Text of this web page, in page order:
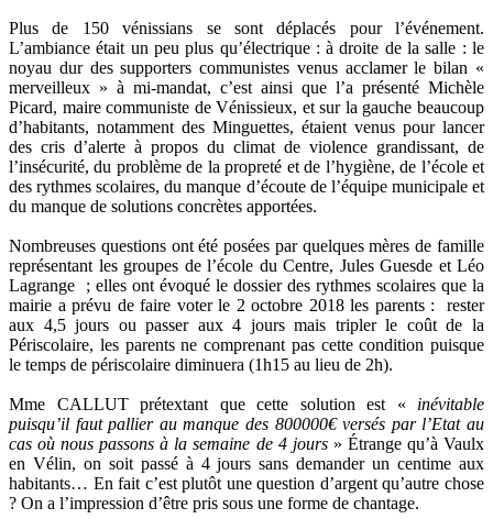
Plus de 150 vénissians se sont déplacés pour l’événement.
L’ambiance était un peu plus qu’électrique : à droite de la salle : le
noyau dur des supporters communistes venus acclamer le bilan «
merveilleux » à mi-mandat, c’est ainsi que l’a présenté Michèle
Picard, maire communiste de Vénissieux, et sur la gauche beaucoup
d’habitants, notamment des Minguettes, étaient venus pour lancer
des cris d’alerte à propos du climat de violence grandissant, de
l’insécurité, du problème de la propreté et de l’hygiène, de l’école et
des rythmes scolaires, du manque d’écoute de l’équipe municipale et
du manque de solutions concrètes apportées.
Nombreuses questions ont été posées par quelques mères de famille
représentant les groupes de l’école du Centre, Jules Guesde et Léo
Lagrange ; elles ont évoqué le dossier des rythmes scolaires que la
mairie a prévu de faire voter le 2 octobre 2018 les parents : rester
aux 4,5 jours ou passer aux 4 jours mais tripler le coût de la
Périscolaire, les parents ne comprenant pas cette condition puisque
le temps de périscolaire diminuera (1h15 au lieu de 2h).
Mme CALLUT prétextant que cette solution est « inévitable
puisqu’il faut pallier au manque des 800000€ versés par l’Etat au
cas où nous passons à la semaine de 4 jours» Étrange qu’à Vaulx
en Vélin, on soit passé à 4 jours sans demander un centime aux
habitants… En fait c’est plutôt une question d’argent qu’autre chose
? On a l’impression d’être pris sous une forme de chantage.